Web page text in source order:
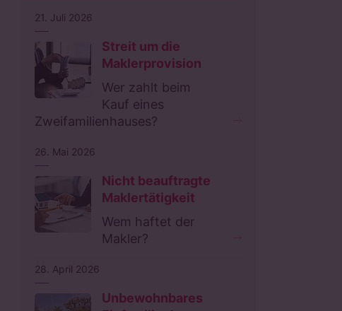
21. Juli 2026
Streit um die
Maklerprovision
Wer zahlt beim
Kauf eines
Zweifamilienhauses?
26. Mai 2026
Nicht beauftragte
Maklertätigkeit
Wem haftet der
Makler?
28. April 2026
Unbewohnbares